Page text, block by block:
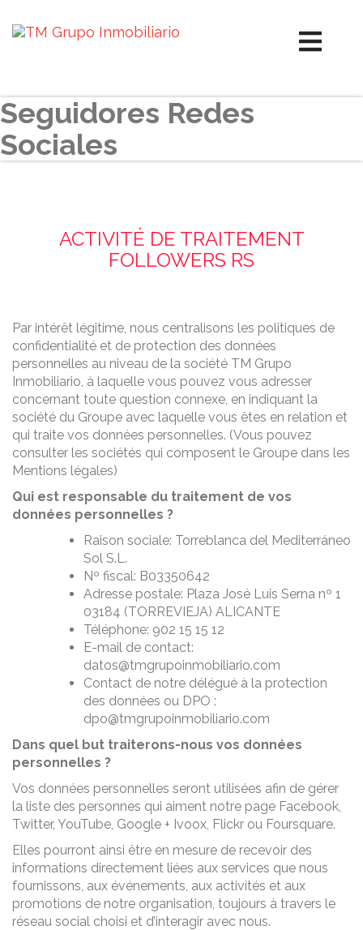
Seguidores Redes
Sociales
ACTIVITÉ DE TRAITEMENT
FOLLOWERS RS
Par intérêt légitime, nous centralisons les politiques de
confidentialité et de protection des données
personnelles au niveau de la société TM Grupo
Inmobiliario, à laquelle vous pouvez vous adresser
concernant toute question connexe, en indiquant la
société du Groupe avec laquelle vous êtes en relation et
qui traite vos données personnelles. (Vous pouvez
consulter les sociétés qui composent le Groupe dans les
Mentions légales)
Qui est responsable du traitement de vos
données personnelles ?
Raison sociale: Torreblanca del Mediterráneo
Sol S.L.
Nº fiscal: B03350642
Adresse postale: Plaza José Luis Serna nº 1
03184 (TORREVIEJA) ALICANTE
Téléphone: 902 15 15 12
E-mail de contact:
datos@tmgrupoinmobiliario.com
Contact de notre délégué à la protection
des données ou DPO :
dpo@tmgrupoinmobiliario.com
Dans quel but traiterons-nous vos données
personnelles ?
Vos données personnelles seront utilisées afin de gérer
la liste des personnes qui aiment notre page Facebook,
Twitter, YouTube, Google + Ivoox, Flickr ou Foursquare.
Elles pourront ainsi être en mesure de recevoir des
informations directement liées aux services que nous
fournissons, aux événements, aux activités et aux
promotions de notre organisation, toujours à travers le
réseau social choisi et d’interagir avec nous.